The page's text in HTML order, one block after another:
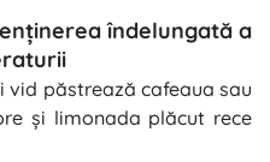
îndelungată a
vid păstrează cafeaua sau
și limonada plăcut rece